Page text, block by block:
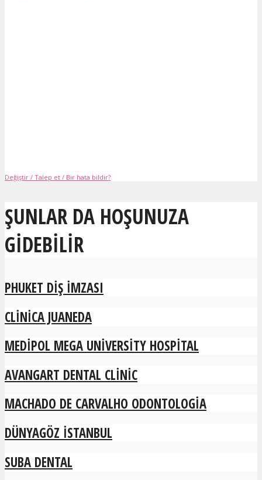
Değiştir / Talep et / Bir hata bildir?
ŞUNLAR DA HOŞUNUZA
GIDEBILIR
PHUKET DIŞ İMZASI
CLINICA JUANEDA
MEDIPOL MEGA UNIVERSITY HOSPITAL
AVANGART DENTAL CLINIC
MACHADO DE CARVALHO ODONTOLOGIA
DÜNYAGÖZ İSTANBUL
SUBA DENTAL